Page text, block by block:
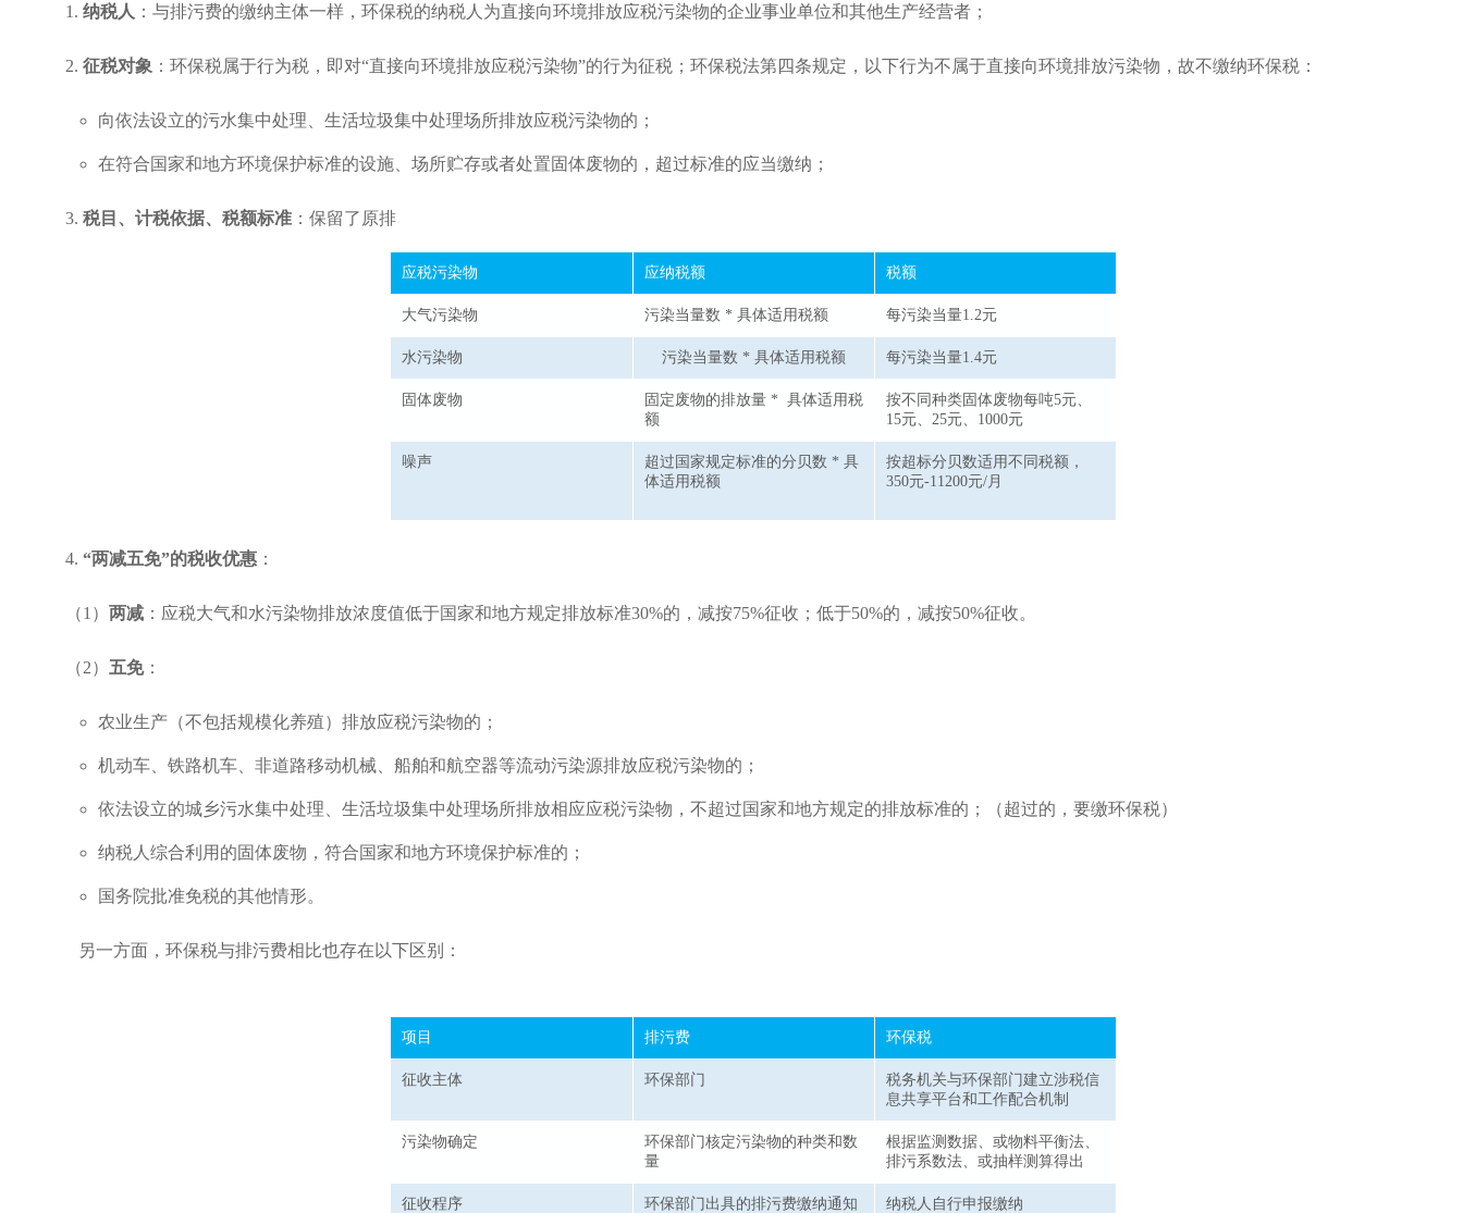
1. 纳税人 ：与排污费的缴纳主体一样，环保税的纳税人为直接向环境排放应税污染物的企业事业单位和其他生产经营者；
2. 征税对象 ：环保税属于行为税，即对“直接向环境排放应税污染物”的行为征税；环保税法第四条规定，以下行为不属于直接向环境排放污染物，故不缴纳环保税：
向依法设立的污水集中处理、生活垃圾集中处理场所排放应税污染物的；
在符合国家和地方环境保护标准的设施、场所贮存或者处置固体废物的，超过标准的应当缴纳；
3. 税目、计税依据、税额标准 ：保留了原排
应税污染物 应纳税额 税额
大气污染物 污染当量数 * 具体适用税额 每污染当量1.2元
水污染物 污染当量数 * 具体适用税额 每污染当量1.4元
固体废物
固定废物的排放量 * 具体适用税
额
按不同种类固体废物每吨5元、
15元、25元、1000元
噪声
超过国家规定标准的分贝数 * 具
体适用税额
按超标分贝数适用不同税额，
350元-11200元/月
4. “两减五免”的税收优惠 ：
（1） 两减 ：应税大气和水污染物排放浓度值低于国家和地方规定排放标准30%的，减按75%征收；低于50%的，减按50%征收。
（2） 五免：
农业生产（不包括规模化养殖）排放应税污染物的；
机动车、铁路机车、非道路移动机械、船舶和航空器等流动污染源排放应税污染物的；
依法设立的城乡污水集中处理、生活垃圾集中处理场所排放相应应税污染物，不超过国家和地方规定的排放标准的；（超过的，要缴环保税）
纳税人综合利用的固体废物，符合国家和地方环境保护标准的；
国务院批准免税的其他情形。
另一方面，环保税与排污费相比也存在以下区别：
项目 排污费 环保税
征收主体 环保部门
税务机关与环保部门建立涉税信
息共享平台和工作配合机制
污染物确定
环保部门核定污染物的种类和数
量
根据监测数据、或物料平衡法、
排污系数法、或抽样测算得出
征收程序
环保部门出具的排污费缴纳通知
纳税人自行申报缴纳